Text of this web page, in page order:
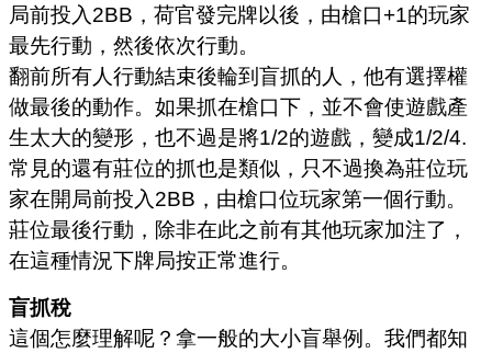
局前投入2BB，荷官發完牌以後，由槍口+1的玩家
最先行動，然後依次行動。
翻前所有人行動結束後輪到盲抓的人，他有選擇權
做最後的動作。如果抓在槍口下，並不會使遊戲產
生太大的變形，也不過是將1/2的遊戲，變成1/2/4.
常見的還有莊位的抓也是類似，只不過換為莊位玩
家在開局前投入2BB，由槍口位玩家第一個行動。
莊位最後行動，除非在此之前有其他玩家加注了，
在這種情況下牌局按正常進行。
盲抓稅
這個怎麼理解呢？拿一般的大小盲舉例。我們都知